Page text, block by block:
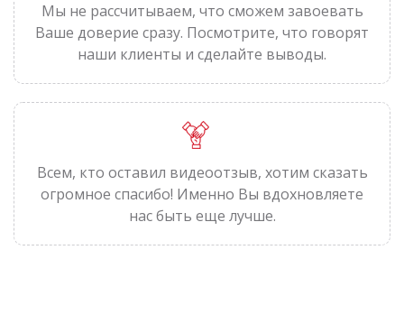
Мы не рассчитываем, что сможем завоевать
Ваше доверие сразу. Посмотрите, что говорят
наши клиенты и сделайте выводы.
Всем, кто оставил видеоотзыв, хотим сказать
огромное спасибо! Именно Вы вдохновляете
нас быть еще лучше.